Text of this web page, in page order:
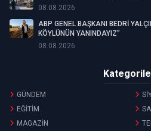
08.08.2026
ABP GENEL BAŞKANI BEDRİ
KÖYLÜNÜN YANINDAYIZ”
08.08.2026
GÜNDEM
EĞİTİM
MAGAZİN